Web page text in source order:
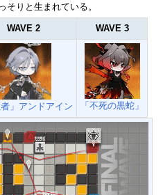
そりと生まれている。
WAVE 2 WAVE 3
者」アンドアイン 「不死の黒蛇」